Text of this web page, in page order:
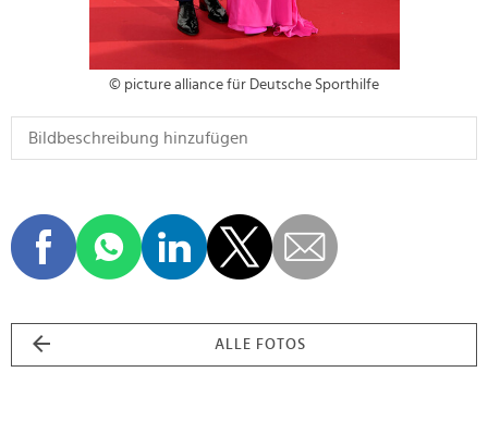
© picture alliance für Deutsche Sporthilfe
ALLE FOTOS